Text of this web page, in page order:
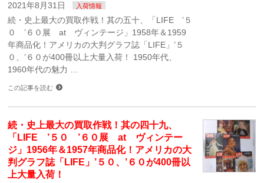
2021年8月31日 入荷情報
続・史上最大の買取作戦！其の五十、「LIFE ’５
０ ’６０展 at ヴィンテージ」1958年＆1959
年商品化！アメリカの大判グラフ誌「LIFE」’５
０、’６０が400冊以上大量入荷！ 1950年代、
1960年代の魅力 …
この記事を読む
続・史上最大の買取作戦！其の四十九、
「LIFE ’５０ ’６０展 at ヴィンテー
ジ」1956年＆1957年商品化！アメリカの大
判グラフ誌「LIFE」’５０、’６０が400冊以
上大量入荷！